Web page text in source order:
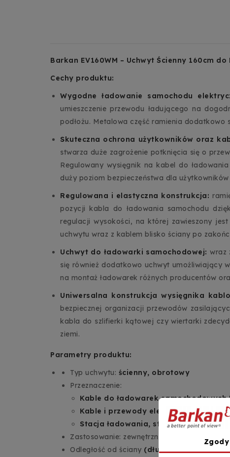
Barkan EV160WM – Uchwyt Ścienny 160cm
Cechy produktu:
Wygodne ładowanie samochodu
umieszczenie przewodu ładującego na
podłożu. Metalowa część ramienia
Skuteczna ochrona użytkowników oraz
stwarza duże zagrożenie potknięcia się o
Regulowany wysięgnik na kabel do
duży poziom bezpieczeństwa dla
Regulowana i elastyczna konstrukcja:
pozycji kabla do ładowania samochodu
regulacji wysokości, na której zawieszony
uchwytu wraz z kablem blisko ściany po
Uchwyt do ładowarki samochodowej:wraz
się również dodatkowo uchwyt umożliwiający
na montaż ładowarek różnych producentów
Uniwersalna konstrukcja wysięgnika
bezpiecznej organizacji przewodów
kabla do szlifierki kątowej czy wiertarki
ziemi.
Parametry produktu:
Typ uchwytu: ścienny, obrotowy
Przeznaczenie:
Kable do ładowarek samochodowych
Kable i przewody elektryczne
Stacja ładowania, sterownik ładowania
Zastosowanie: zewnętrzne i wewnętrzne
Odległość od ściany (długość): 160 cm
Zgody